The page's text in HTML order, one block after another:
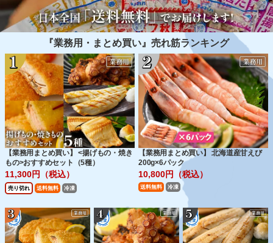
『業務用・まとめ買い』売れ筋ランキング
【業務用まとめ買い】 <揚げもの・焼き
もの>おすすめセット（5種）
11,300円（税込）
売り切れ 送料無料 冷凍
【業務用まとめ買い】 北海道産甘えび
200g×6パック
10,800円（税込）
送料無料 冷凍